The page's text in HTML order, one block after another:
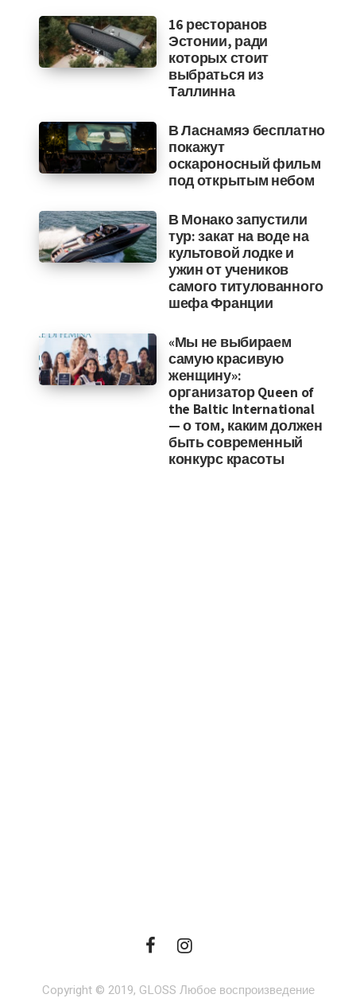
16 ресторанов
Эстонии, ради
которых стоит
выбраться из
Таллинна
В Ласнамяэ бесплатно
покажут
оскароносный фильм
под открытым небом
В Монако запустили
тур: закат на воде на
культовой лодке и
ужин от учеников
самого титулованного
шефа Франции
«Мы не выбираем
самую красивую
женщину»:
организатор Queen of
the Baltic International
— о том, каким должен
быть современный
конкурс красоты
Copyright © 2019, GLOSS Любое воспроизведение